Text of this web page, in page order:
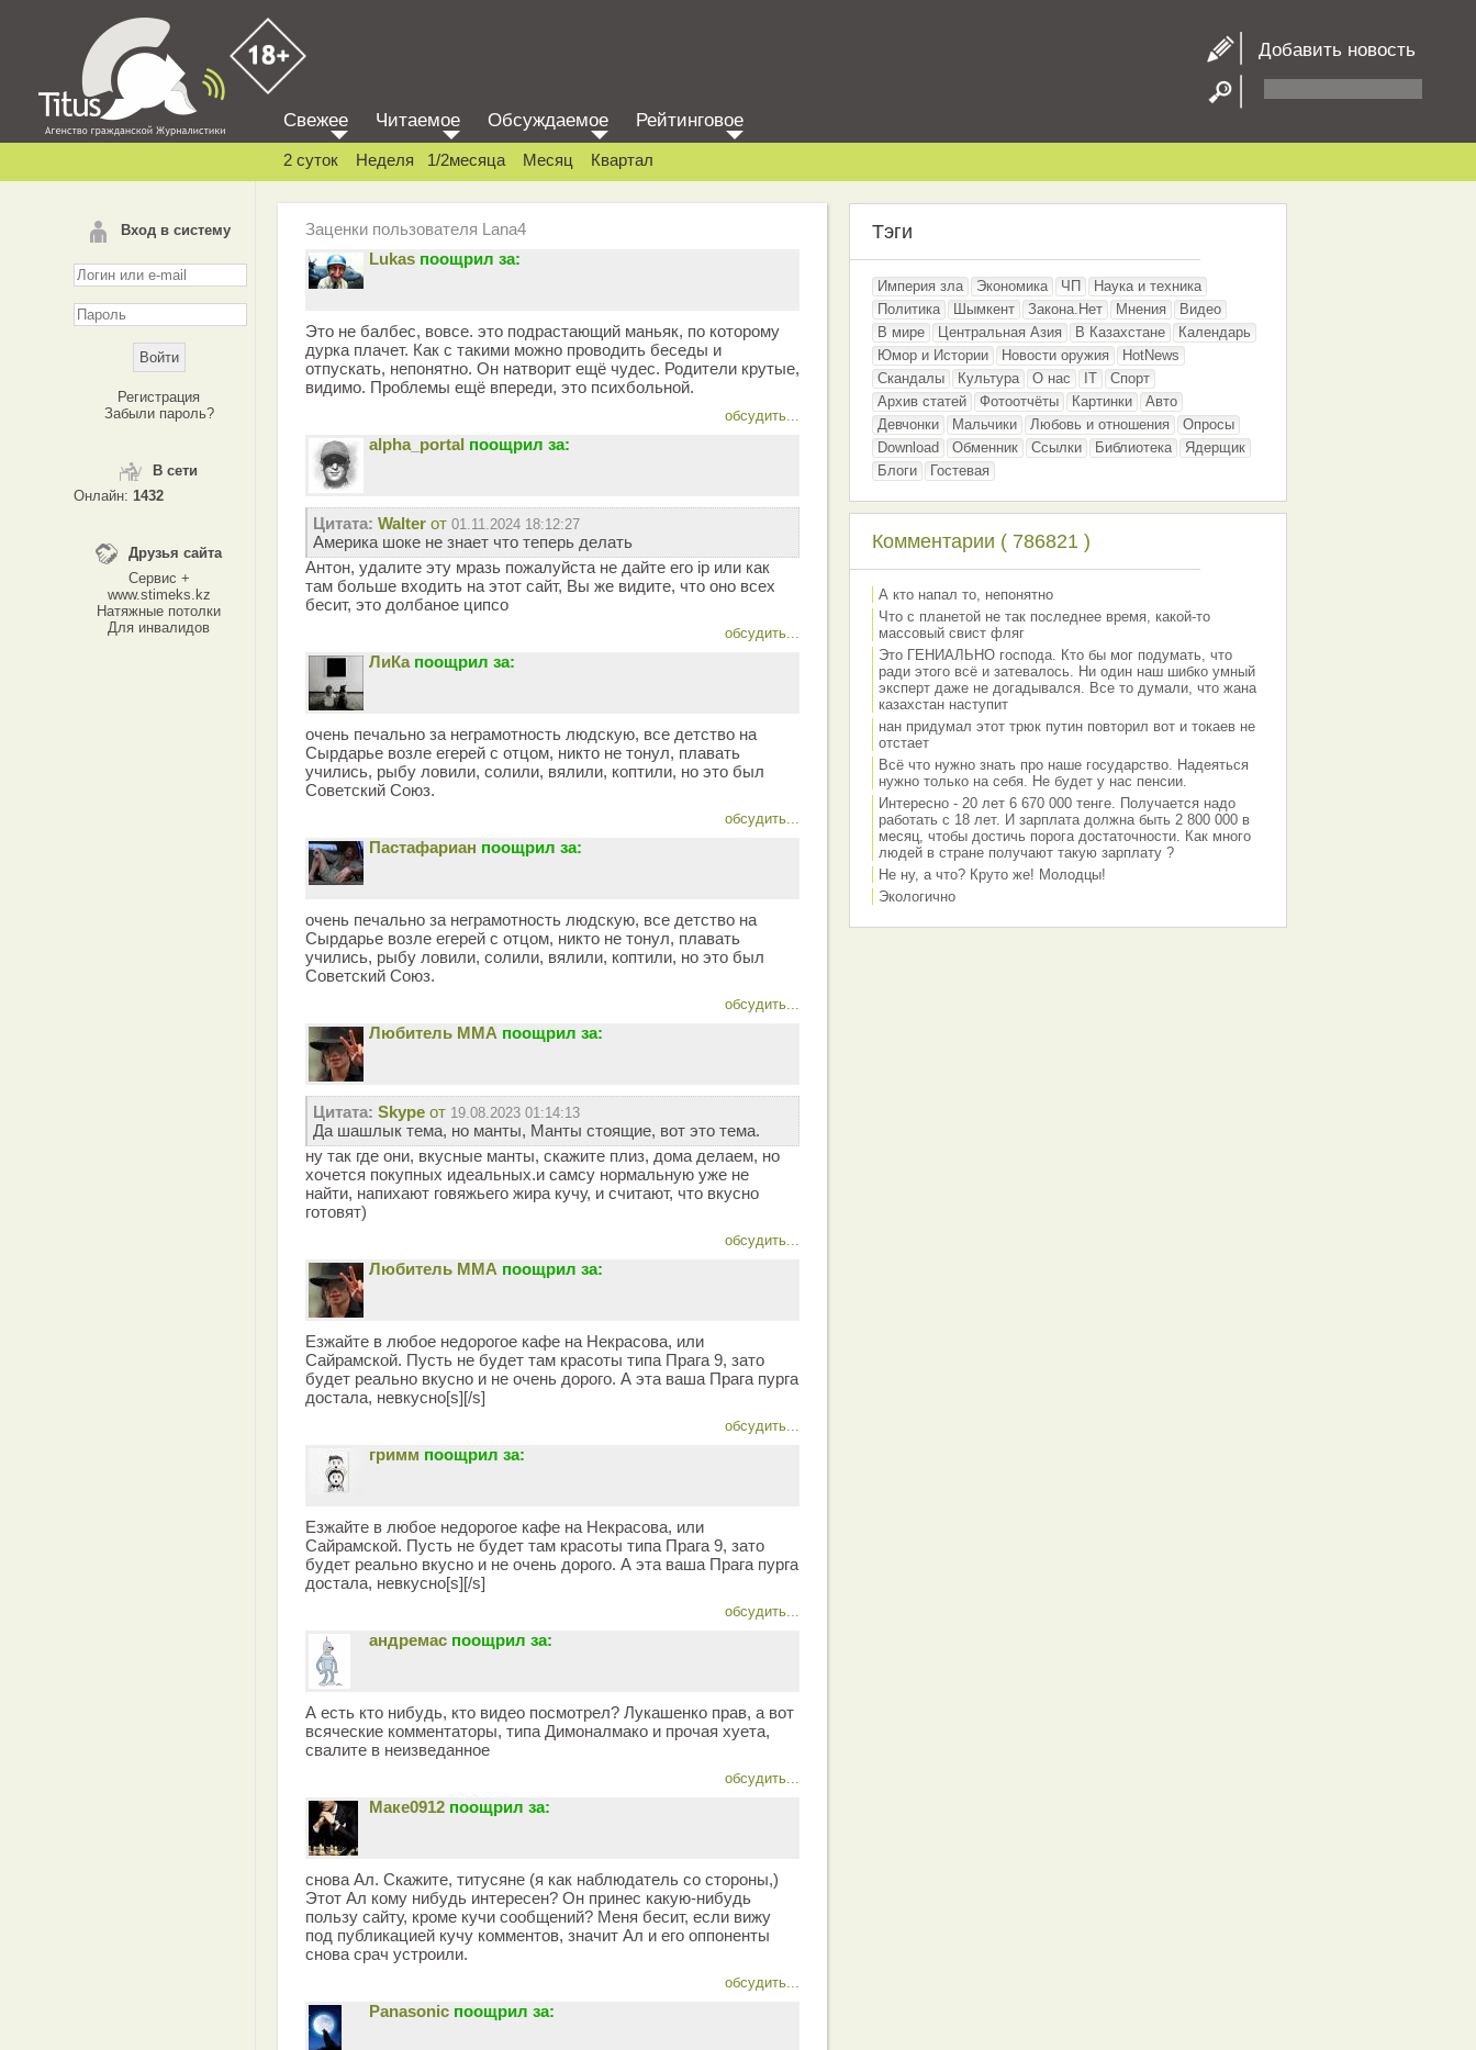
Добавить новость
Вход в систему
Регистрация
Забыли пароль?
В сети
Онлайн: 1432
Друзья сайта
Сервис +
www.stimeks.kz
Натяжные потолки
Для инвалидов
Свежее Читаемое Обсуждаемое Рейтинговое
2 суток Неделя 1/2месяца Месяц Квартал
Заценки пользователя Lana4
Lukas поощрил за:
Это не балбес, вовсе. это подрастающий маньяк, по которому
дурка плачет. Как с такими можно проводить беседы и
отпускать, непонятно. Он натворит ещё чудес. Родители крутые,
видимо. Проблемы ещё впереди, это психбольной.
обсудить...
alpha_portal поощрил за:
Цитата: Walter от 01.11.2024 18:12:27
Америка шоке не знает что теперь делать
Антон, удалите эту мразь пожалуйста не дайте его ip или как
там больше входить на этот сайт, Вы же видите, что оно всех
бесит, это долбаное ципсо
обсудить...
ЛиКа поощрил за:
очень печально за неграмотность людскую, все детство на
Сырдарье возле егерей с отцом, никто не тонул, плавать
учились, рыбу ловили, солили, вялили, коптили, но это был
Советский Союз.
обсудить...
Пастафариан поощрил за:
очень печально за неграмотность людскую, все детство на
Сырдарье возле егерей с отцом, никто не тонул, плавать
учились, рыбу ловили, солили, вялили, коптили, но это был
Советский Союз.
обсудить...
Любитель ММА поощрил за:
Цитата: Skype от 19.08.2023 01:14:13
Да шашлык тема, но манты, Манты стоящие, вот это тема.
ну так где они, вкусные манты, скажите плиз, дома делаем, но
хочется покупных идеальных.и самсу нормальную уже не
найти, напихают говяжьего жира кучу, и считают, что вкусно
готовят)
обсудить...
Любитель ММА поощрил за:
Езжайте в любое недорогое кафе на Некрасова, или
Сайрамской. Пусть не будет там красоты типа Прага 9, зато
будет реально вкусно и не очень дорого. А эта ваша Прага пурга
достала, невкусно[s][/s]
обсудить...
гримм поощрил за:
Езжайте в любое недорогое кафе на Некрасова, или
Сайрамской. Пусть не будет там красоты типа Прага 9, зато
будет реально вкусно и не очень дорого. А эта ваша Прага пурга
достала, невкусно[s][/s]
обсудить...
андремас поощрил за:
А есть кто нибудь, кто видео посмотрел? Лукашенко прав, а вот
всяческие комментаторы, типа Димоналмако и прочая хуета,
свалите в неизведанное
обсудить...
Маке0912 поощрил за:
снова Ал. Скажите, титусяне (я как наблюдатель со стороны,)
Этот Ал кому нибудь интересен? Он принес какую-нибудь
пользу сайту, кроме кучи сообщений? Меня бесит, если вижу
под публикацией кучу комментов, значит Ал и его оппоненты
снова срач устроили.
обсудить...
Panasonic поощрил за:
Тэги
Империя зла Экономика ЧП
Наука и техника
Политика
Шымкент Закона.Нет Мнения
Видео
В мире
Центральная Азия В Казахстане
Календарь
Юмор и Истории
Новости оружия
HotNews
Скандалы
Культура О нас IT
Спорт
Архив статей
Фотоотчёты Картинки
Авто
Девчонки
Мальчики Любовь и отношения
Опросы
Download
Обменник Ссылки Библиотека
Ядерщик
Блоги
Гостевая
Комментарии ( 786821 )
А кто напал то, непонятно
Что с планетой не так последнее время, какой-то
массовый свист фляг
Это ГЕНИАЛЬНО господа. Кто бы мог подумать, что
ради этого всё и затевалось. Ни один наш шибко умный
эксперт даже не догадывался. Все то думали, что жана
казахстан наступит
нан придумал этот трюк путин повторил вот и токаев не
отстает
Всё что нужно знать про наше государство. Надеяться
нужно только на себя. Не будет у нас пенсии.
Интересно - 20 лет 6 670 000 тенге. Получается надо
работать с 18 лет. И зарплата должна быть 2 800 000 в
месяц, чтобы достичь порога достаточности. Как много
людей в стране получают такую зарплату ?
Не ну, а что? Круто же! Молодцы!
Экологично